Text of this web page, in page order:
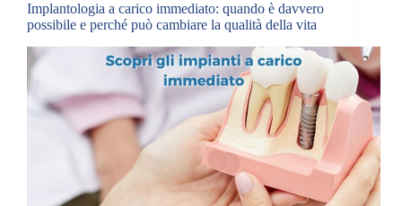
Implantologia a carico immediato: quando è davvero
possibile e perché può cambiare la qualità della vita